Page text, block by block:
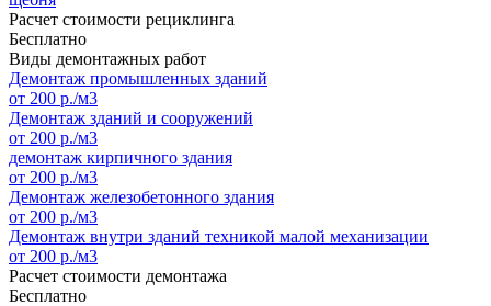
Расчет стоимости рециклинга
Бесплатно
Виды демонтажных работ
Демонтаж промышленных зданий
от 200 р./м3
Демонтаж зданий и сооружений
от 200 р./м3
демонтаж кирпичного здания
от 200 р./м3
Демонтаж железобетонного здания
от 200 р./м3
Демонтаж внутри зданий техникой малой механизации
от 200 р./м3
Расчет стоимости демонтажа
Бесплатно